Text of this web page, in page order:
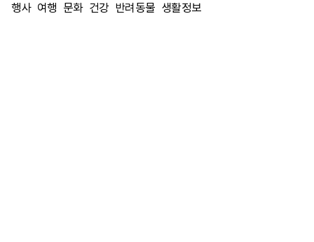
행사 여행 문화 건강 반려동물 생활정보